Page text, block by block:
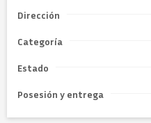
Dirección
Categoría
Estado
Posesión y entrega